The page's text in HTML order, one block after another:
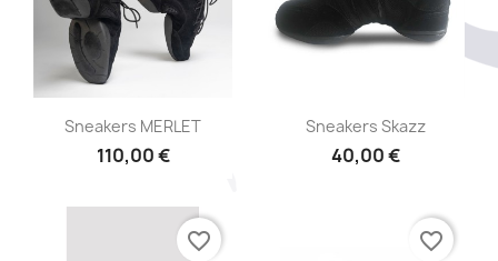
Aperçu rapide
Sneakers MERLET
110,00 €
Aperçu rapide
Sneakers Skazz
40,00 €
favorite_border favorite_border